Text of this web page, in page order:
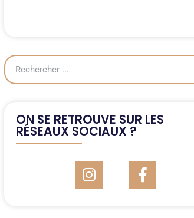
ON SE RETROUVE SUR LES
RÉSEAUX SOCIAUX ?